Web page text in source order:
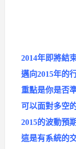
2014年即將結
邁向2015年的
重點是你是否
可以面對多空
2015的波動預
這是有系統的